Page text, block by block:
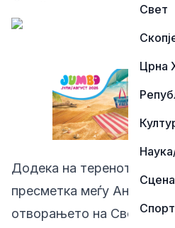
Свет
Црна
Сцена
Спорт
Додека на теренот се
пресметка меѓу Англија
отворањето на